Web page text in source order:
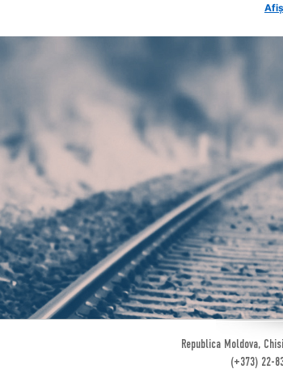
Republica Moldova,
(+373) 22-